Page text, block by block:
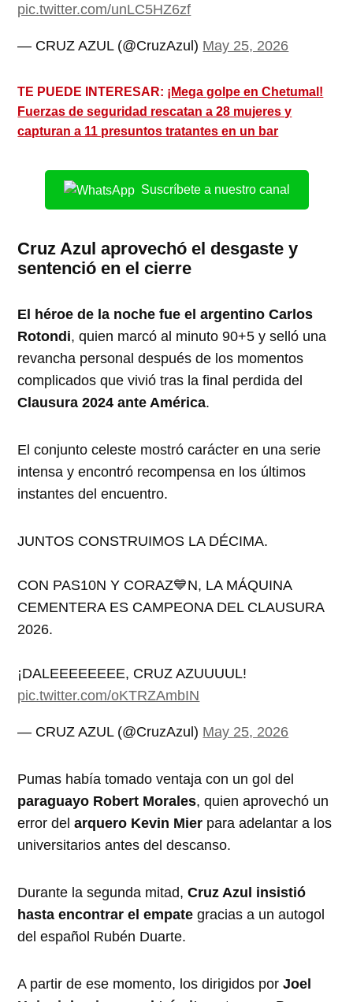
pic.twitter.com/unLC5HZ6zf
— CRUZ AZUL (@CruzAzul) May 25, 2026
TE PUEDE INTERESAR: ¡Mega golpe en Chetumal!
Fuerzas de seguridad rescatan a 28 mujeres y
capturan a 11 presuntos tratantes en un bar
Suscríbete a nuestro canal
Cruz Azul aprovechó el desgaste y
sentenció en el cierre
El héroe de la noche fue el argentino Carlos
Rotondi, quien marcó al minuto 90+5 y selló una
revancha personal después de los momentos
complicados que vivió tras la final perdida del
Clausura 2024 ante América.
El conjunto celeste mostró carácter en una serie
intensa y encontró recompensa en los últimos
instantes del encuentro.
JUNTOS CONSTRUIMOS LA DÉCIMA.
CON PAS10N Y CORAZ💙N, LA MÁQUINA
CEMENTERA ES CAMPEONA DEL CLAUSURA
2026.
¡DALEEEEEEEE, CRUZ AZUUUUL!
pic.twitter.com/oKTRZAmbIN
— CRUZ AZUL (@CruzAzul) May 25, 2026
Pumas había tomado ventaja con un gol del
paraguayo Robert Morales, quien aprovechó un
error delarquero Kevin Mier para adelantar a los
universitarios antes del descanso.
Durante la segunda mitad, Cruz Azul insistió
hasta encontrar el empate gracias a un autogol
del español Rubén Duarte.
A partir de ese momento, los dirigidos porJoel